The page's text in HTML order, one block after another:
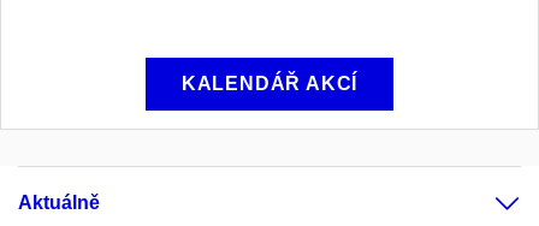
KALENDÁŘ AKCÍ
Aktuálně